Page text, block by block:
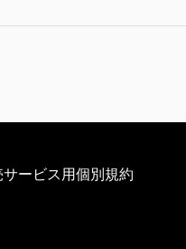
ービス用個別規約